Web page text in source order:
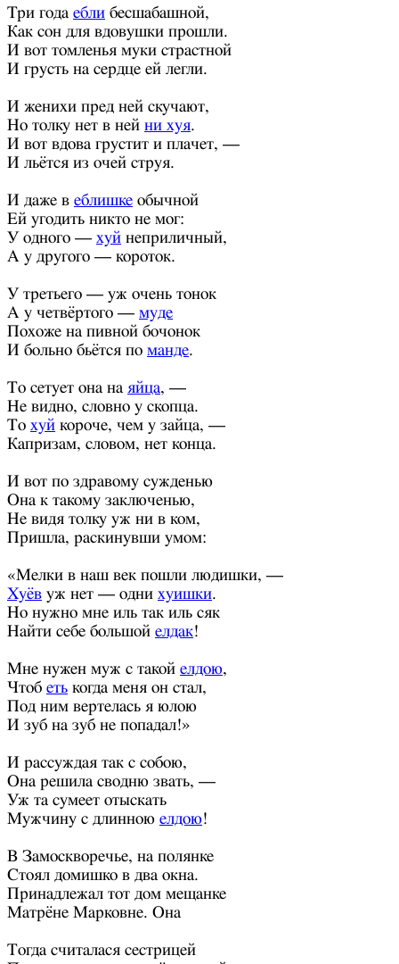
Три года ебли бесшабашной,
Как сон для вдовушки прошли.
И вот томленья муки страстной
И грусть на сердце ей легли.
И женихи пред ней скучают,
Но толку нет в ней ни хуя.
И вот вдова грустит и плачет, —
И льётся из очей струя.
И даже в еблишке обычной
Ей угодить никто не мог:
У одного — хуй неприличный,
А у другого — короток.
У третьего — уж очень тонок
А у четвёртого — муде
Похоже на пивной бочонок
И больно бьётся по манде.
То сетует она на яйца, —
Не видно, словно у скопца.
То хуй короче, чем у зайца, —
Капризам, словом, нет конца.
И вот по здравому сужденью
Она к такому заключенью,
Не видя толку уж ни в ком,
Пришла, раскинувши умом:
«Мелки в наш век пошли людишки, —
Хуёв уж нет — одни хуишки.
Но нужно мне иль так иль сяк
Найти себе большой елдак!
Мне нужен муж с такой елдою,
Чтоб еть когда меня он стал,
Под ним вертелась я юлою
И зуб на зуб не попадал!»
И рассуждая так с собою,
Она решила сводню звать, —
Уж та сумеет отыскать
Мужчину с длинною елдою!
В Замоскворечье, на полянке
Стоял домишко в два окна.
Принадлежал тот дом мещанке
Матрёне Марковне. Она
Тогда считалася сестрицей